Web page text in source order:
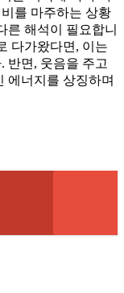
를 마주하는 상황
른 해석이 필요합니
다가왔다면, 이는
반면, 웃음을 주고
에너지를 상징하며